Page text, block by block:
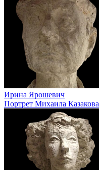
Ирина Ярошевич
Портрет Михаила Казакова